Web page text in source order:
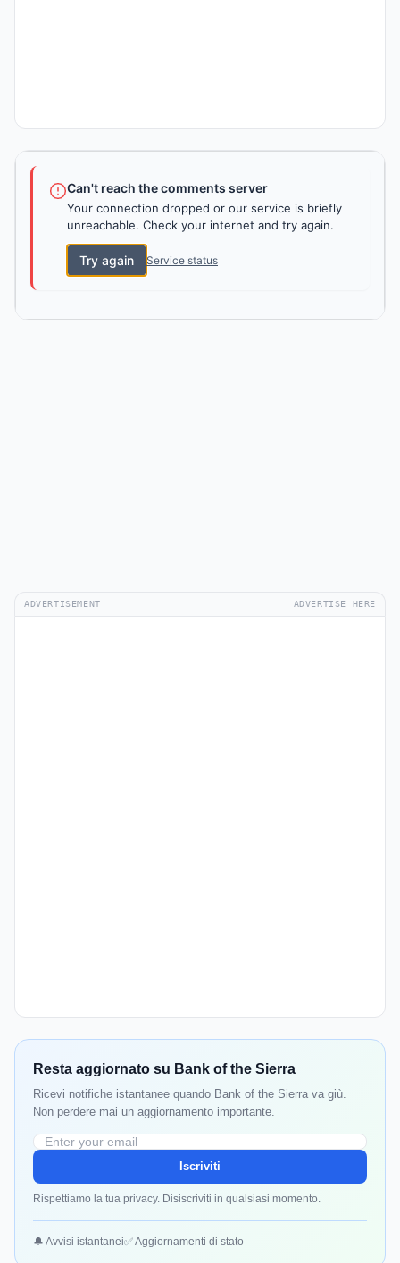
Can't reach the comments server
Your connection dropped or our service is briefly
unreachable. Check your internet and try again.
Try again Service status
ADVERTISEMENT ADVERTISE HERE
Resta aggiornato su Bank of the Sierra
Ricevi notifiche istantanee quando Bank of the Sierra va giù.
Non perdere mai un aggiornamento importante.
Iscriviti
Rispettiamo la tua privacy. Disiscriviti in qualsiasi momento.
🔔 Avvisi istantanei✅ Aggiornamenti di stato